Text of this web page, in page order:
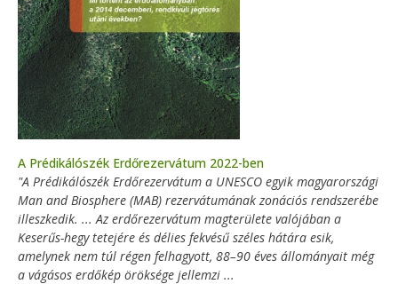
A Prédikálószék Erdőrezervátum 2022-ben
"A Prédikálószék Erdőrezervátum a UNESCO egyik magyarországi
Man and Biosphere (MAB) rezervátumának zonációs rendszerébe
illeszkedik. ... Az erdőrezervátum magterülete valójában a
Keserűs-hegy tetejére és délies fekvésű széles hátára esik,
amelynek nem túl régen felhagyott, 88–90 éves állományait még
a vágásos erdőkép öröksége jellemzi ...